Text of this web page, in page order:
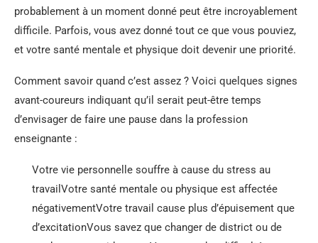
probablement à un moment donné peut être incroyablement
difficile. Parfois, vous avez donné tout ce que vous pouviez,
et votre santé mentale et physique doit devenir une priorité.
Comment savoir quand c’est assez ? Voici quelques signes
avant-coureurs indiquant qu’il serait peut-être temps
d’envisager de faire une pause dans la profession
enseignante :
Votre vie personnelle souffre à cause du stress au
travailVotre santé mentale ou physique est affectée
négativementVotre travail cause plus d’épuisement que
d’excitationVous savez que changer de district ou de